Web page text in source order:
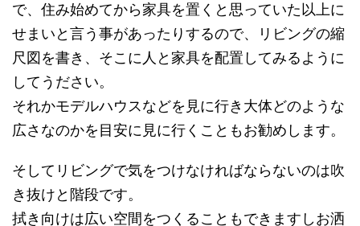
で、住み始めてから家具を置くと思っていた以上に
せまいと言う事があったりするので、リビングの縮
尺図を書き、そこに人と家具を配置してみるように
してうださい。
それかモデルハウスなどを見に行き大体どのような
広さなのかを目安に見に行くこともお勧めします。
そしてリビングで気をつけなければならないのは吹
き抜けと階段です。
拭き向けは広い空間をつくることもできますしお洒